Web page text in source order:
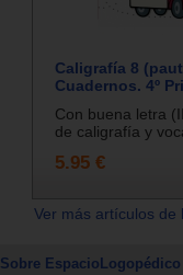
Caligrafía 8
Cuadernos. 4º
Con buena letra
de caligrafía y
5.95 €
Ver más artículos
Sobre EspacioLogopédico